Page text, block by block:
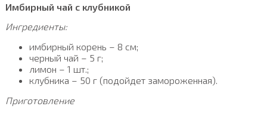
Имбирный чай с клубникой
Ингредиенты:
имбирный корень – 8 см;
черный чай – 5 г;
лимон – 1 шт.;
клубника – 50 г (подойдет замороженная).
Приготовление